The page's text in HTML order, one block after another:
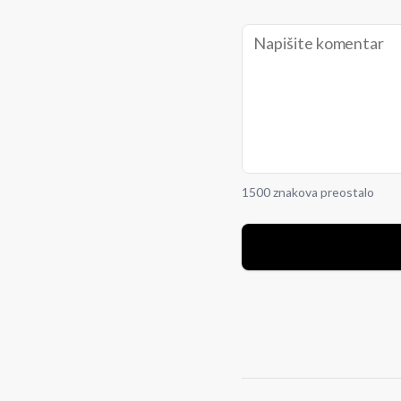
1500 znakova preostalo